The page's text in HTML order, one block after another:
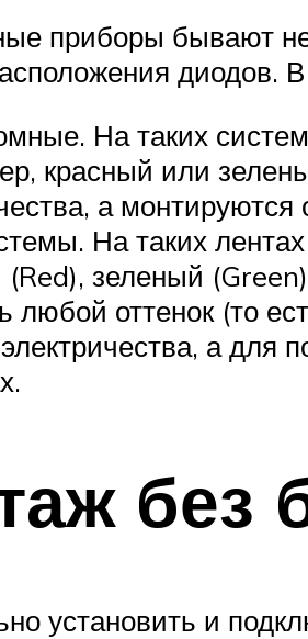
приборы бывают
диодов. В
На таких
красный или
а
На таких
(Red), зеленый
любой оттенок (то
а для
без
установить и